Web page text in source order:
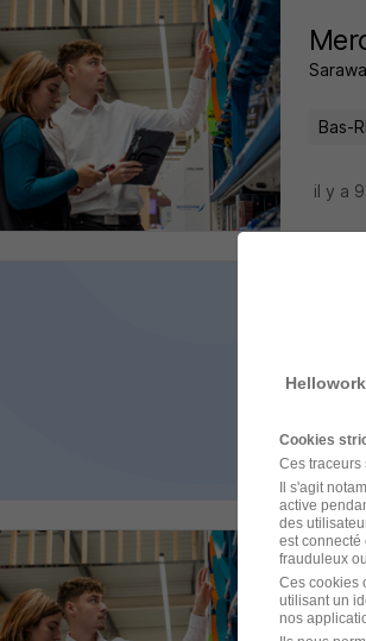
Bas-
il y a
il y a
Cookies
Ces traceurs
Il s'agit
active
des
est connecté
frauduleux
Ces cookies
utilisant un
nos